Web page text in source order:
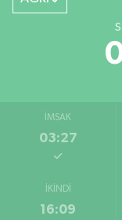
İMSAK
03:27
İKINDI
16:09